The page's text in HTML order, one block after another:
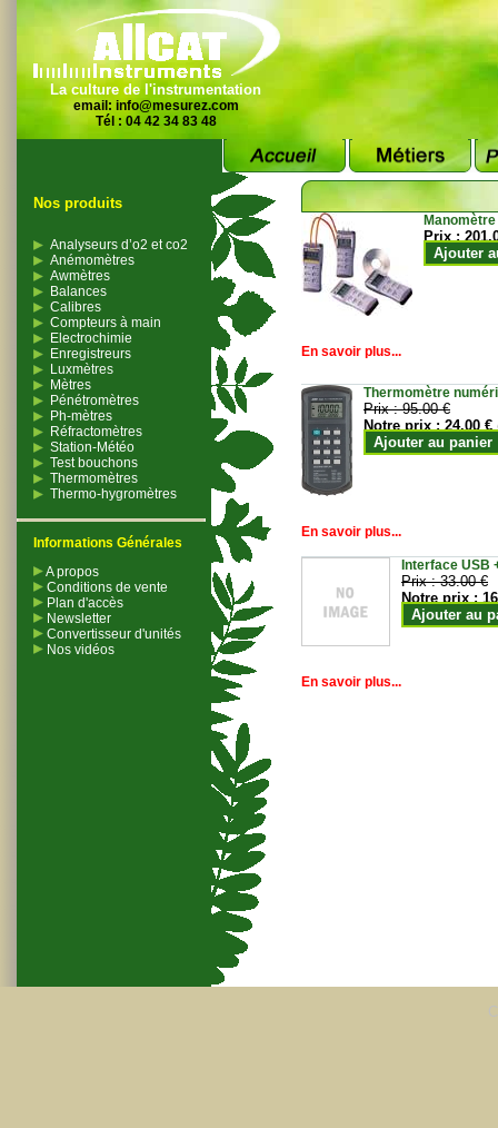
La culture de l'instrumentation
email: info@mesurez.com
Tél : 04 42 34 83 48
Nos produits
Analyseurs d’o2 et co2
Anémomètres
Awmètres
Balances
Calibres
Compteurs à main
Electrochimie
Enregistreurs
Luxmètres
Mètres
Pénétromètres
Ph-mètres
Réfractomètres
Station-Météo
Test bouchons
Thermomètres
Thermo-hygromètres
Informations Générales
A propos
Conditions de vente
Plan d'accès
Newsletter
Convertisseur d'unités
Nos vidéos
Prix :
Ajouter
En savoir plus...
Thermomètre
Prix :95.00 €
Notre prix :24.00 €
Ajouter au panier
En savoir plus...
Interface USB
Prix :33.00 €
Notre prix :
Ajouter au
En savoir plus...